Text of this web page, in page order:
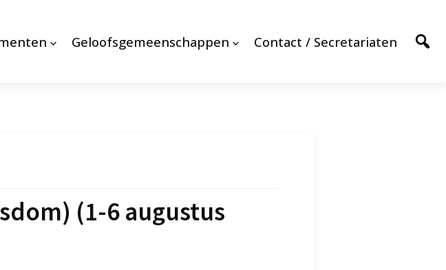
Geloofsgemeenschappen Contact / Secretariaten
(1-6 augustus